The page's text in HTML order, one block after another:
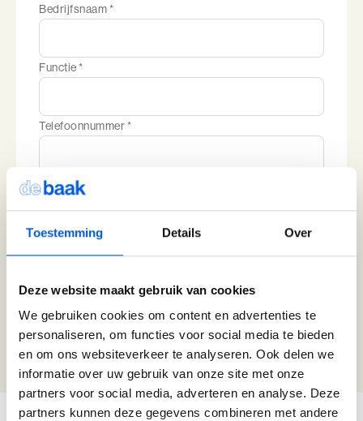
Toestemming Details Over
Deze website maakt gebruik van cookies
We gebruiken cookies om content en advertenties te
personaliseren, om functies voor social media te bieden
en om ons websiteverkeer te analyseren. Ook delen we
informatie over uw gebruik van onze site met onze
partners voor social media, adverteren en analyse. Deze
partners kunnen deze gegevens combineren met andere
Bedrijfsnaam *
Functie *
Telefoonnummer *
E-mailadres *
raden aan hier je privé-adres te gebruiken.
artikelen en nieuws van de Baak.
Bevestig aanmelding